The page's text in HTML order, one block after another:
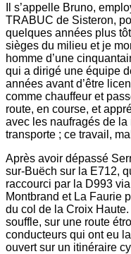
Il s’appelle Bruno,
TRABUC de Sisteron,
quelques années plus
sièges du milieu et je
homme d’une
qui a dirigé une équipe
années avant d’être
comme chauffeur et
route, en course, et
avec les naufragés de la
transporte ; ce travail,
Après avoir dépassé
sur-Buëch sur la E712,
raccourci par la D993
Montbrand et La Faurie
du col de la Croix
souffle, sur une route
conducteurs qui ont eu
ouvert sur un itinéraire